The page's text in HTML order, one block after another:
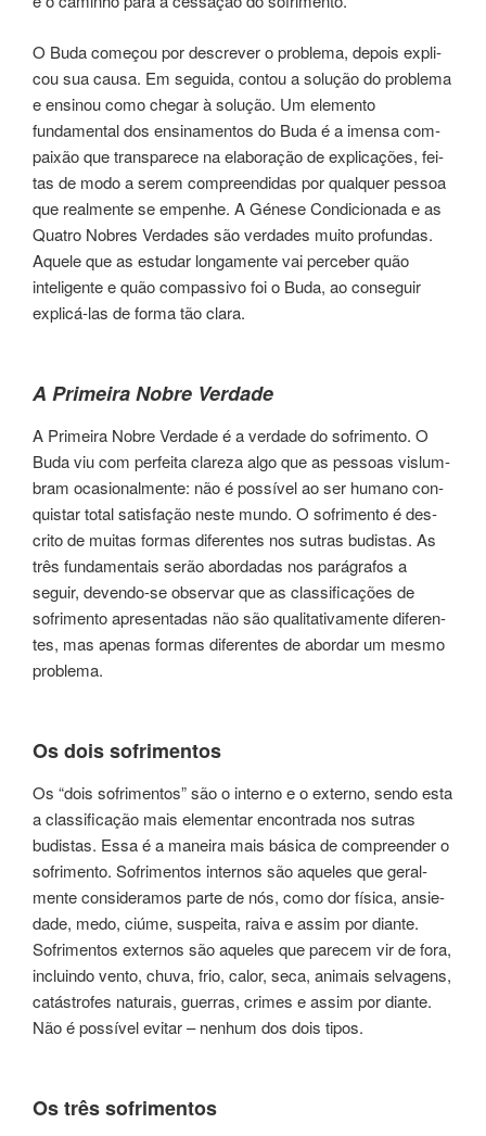
O Buda come­çou por des­cre­ver o pro­ble­ma, ­depois expli­
cou sua causa. Em seguida, contou a solu­ção do pro­ble­ma
e ensi­nou como che­gar à solu­ção. Um ele­men­to
fundamental dos ensi­na­men­tos do Buda é a imen­sa com­
pai­xão que trans­pa­re­ce na elaboração de expli­ca­ções, fei­
tas de modo a serem compreen­di­das por qual­quer pes­soa
que real­men­te se empe­nhe. A Génese Condicionada e as
Quatro Nobres Verdades são verda­des muito pro­fun­das.
Aquele que as estu­dar lon­ga­men­te vai perceber quão
inteligente e quão compassivo foi o Buda, ao con­se­guir
expli­cá-las de forma tão clara.
A Primeira Nobre Verdade
A Primeira Nobre Verdade é a ver­da­de do sofri­men­to. O
Buda viu com per­fei­ta cla­re­za algo que as pes­soas vis­lum­
bram oca­sio­nal­men­te: não é possível ao ser huma­no con­
quis­tar total satis­fa­ção neste mundo. O sofri­men­to é des­
cri­to de mui­tas for­mas diferentes nos sutras budis­tas. As
três fundamentais serão abor­da­das nos pará­gra­fos a
seguir, deven­do-se obser­var que as clas­si­fi­ca­ções de
sofri­men­to apre­sen­ta­das não são quali­ta­ti­va­men­te diferen­
tes, mas ape­nas for­mas dife­ren­tes de abor­dar um mesmo
problema.
Os dois sofri­men­tos
Os “dois sofri­men­tos” são o inter­no e o exter­no, sendo esta
a classificação mais elementar encon­tra­da nos ­sutras
budis­tas. Essa é a manei­ra mais bási­ca de com­preen­der o
sofrimento. Sofrimentos inter­nos são aque­les que geral­
men­te con­si­de­ra­mos parte de nós, como dor físi­ca, ansie­
da­de, medo, ciúme, sus­pei­ta, raiva e assim por dian­te.
Sofrimentos exter­nos são aque­les que pare­cem vir de fora,
incluin­do vento, chuva, frio, calor, seca, ani­mais selvagens,
catás­tro­fes natu­rais, guer­ras, cri­mes e assim por dian­te.
Não é possí­vel evi­tar – nenhum dos dois tipos.
Os três sofri­men­tos